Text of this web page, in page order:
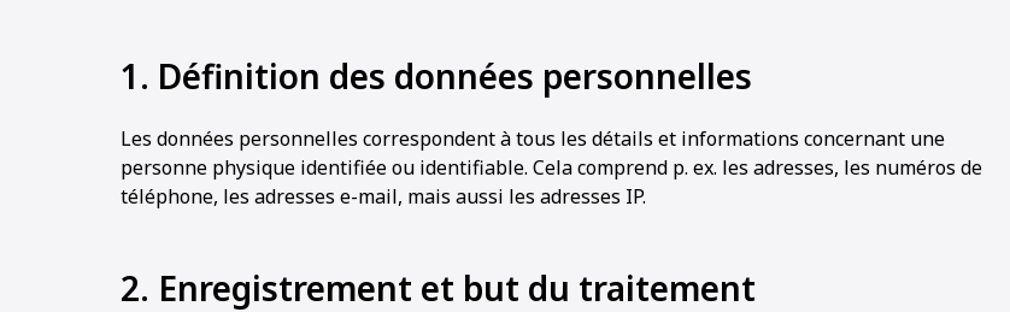
1. Définition des données personnelles
Les données personnelles correspondent à tous les détails et informations concernant une
personne physique identifiée ou identifiable. Cela comprend p. ex. les adresses, les numéros de
téléphone, les adresses e-mail, mais aussi les adresses IP.
2. Enregistrement et but du traitement